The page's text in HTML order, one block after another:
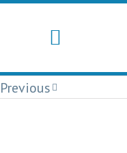
Previous